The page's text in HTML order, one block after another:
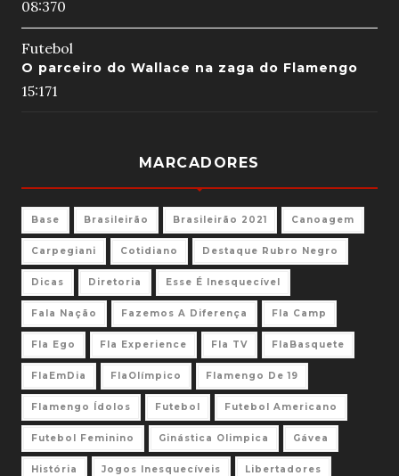
08:370
Futebol
O parceiro do Wallace na zaga do Flamengo
15:171
MARCADORES
Base Brasileirão Brasileirão 2021 Canoagem
Carpegiani Cotidiano Destaque Rubro Negro
Dicas Diretoria Esse É Inesquecível
Fala Nação Fazemos A Diferença Fla Camp
Fla Ego Fla Experience Fla TV FlaBasquete
FlaEmDia FlaOlímpico Flamengo De 19
Flamengo Ídolos Futebol Futebol Americano
Futebol Feminino Ginástica Olimpica Gávea
História Jogos Inesquecíveis Libertadores